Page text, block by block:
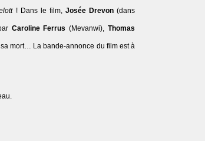
! Dans le film, Josée Drevon(dans
Caroline Ferrus (Mevanwi),Thomas
mort… La bande-annonce du film est à